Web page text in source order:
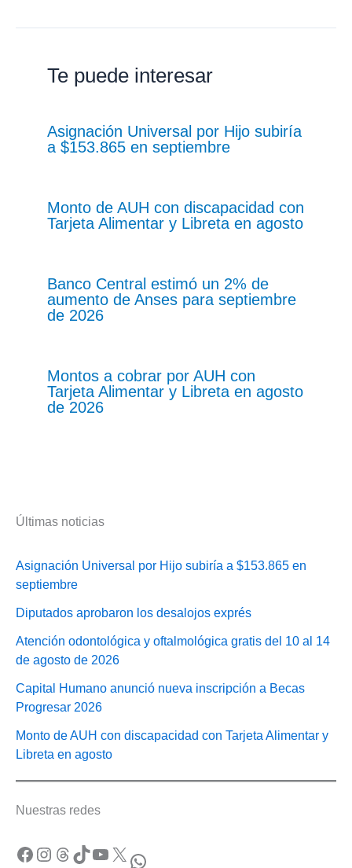
Te puede interesar
Asignación Universal por Hijo subiría
a $153.865 en septiembre
Monto de AUH con discapacidad con
Tarjeta Alimentar y Libreta en agosto
Banco Central estimó un 2% de
aumento de Anses para septiembre
de 2026
Montos a cobrar por AUH con
Tarjeta Alimentar y Libreta en agosto
de 2026
Últimas noticias
Asignación Universal por Hijo subiría a $153.865 en
septiembre
Diputados aprobaron los desalojos exprés
Atención odontológica y oftalmológica gratis del 10 al 14
de agosto de 2026
Capital Humano anunció nueva inscripción a Becas
Progresar 2026
Monto de AUH con discapacidad con Tarjeta Alimentar y
Libreta en agosto
Nuestras redes
Facebook Instagram Threads TikTok YouTube X WhatsApp